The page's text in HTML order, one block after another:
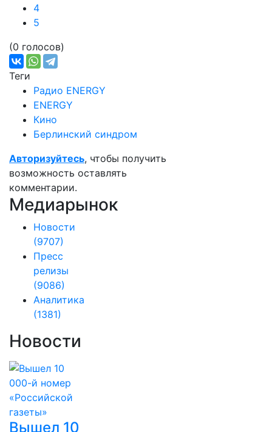
4
5
(0 голосов)
Теги
Радио ENERGY
ENERGY
Кино
Берлинский синдром
Авторизуйтесь, чтобы получить
возможность оставлять
комментарии.
Медиарынок
Новости
(9707)
Пресс
релизы
(9086)
Аналитика
(1381)
Новости
Вышел 10